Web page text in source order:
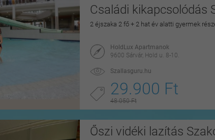
Családi kikapcsolódás
2 éjszaka 2 fő + 2 hat év alatti gyermek
HoldLux Apartmanok
9600 Sárvár, Hold u. 8-10.
Szallasguru.hu
29.900 Ft
48.050 Ft
Őszi vidéki lazítás